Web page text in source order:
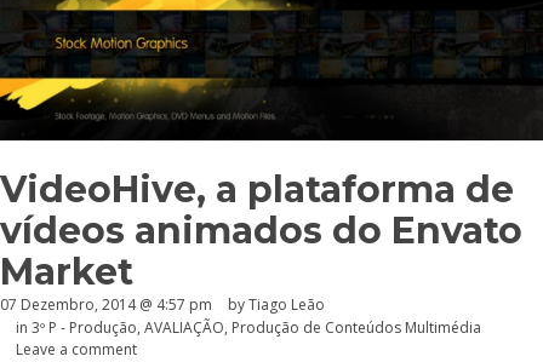
VideoHive, a plataforma de
vídeos animados do Envato
Market
07 Dezembro, 2014 @ 4:57 pm
by Tiago Leão
in 3º P - Produção, AVALIAÇÃO, Produção de Conteúdos Multimédia
Leave a comment